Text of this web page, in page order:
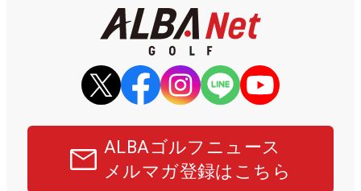
ALBAゴルフニュース
メルマガ登録はこちら